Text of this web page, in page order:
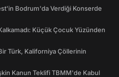
Bodrum'da Verdiği Konserde
Küçük Çocuk Yüzünden
Türk, Kaliforniya Çöllerinin
Kanun Teklifi TBMM'de Kabul